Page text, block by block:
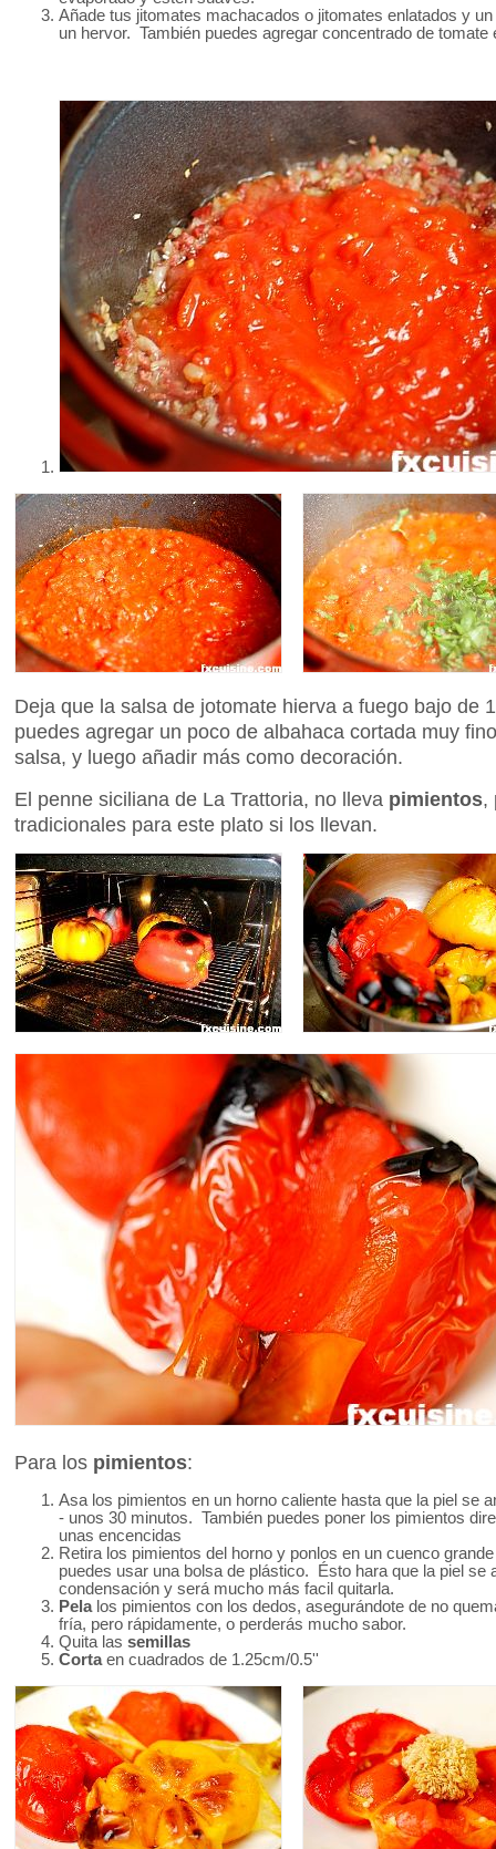
Añade tus jitomates machacados o jitomates enlatados y
un hervor. También puedes agregar concentrado de tomate
Deja que la salsa de jotomate hierva a fuego bajo de
puedes agregar un poco de albahaca cortada muy
salsa, y luego añadir más como decoración.
El penne siciliana de La Trattoria, no lleva pimientos,
tradicionales para este plato si los llevan.
Para los pimientos:
Asa los pimientos en un horno caliente hasta que la piel se
- unos 30 minutos. También puedes poner los pimientos
unas encencidas
Retira los pimientos del horno y ponlos en un cuenco
puedes usar una bolsa de plástico. Ésto hara que la piel se
condensación y será mucho más facil quitarla.
Pelalos pimientos con los dedos, asegurándote de no
fría, pero rápidamente, o perderás mucho sabor.
Quita las semillas
Cortaen cuadrados de 1.25cm/0.5''